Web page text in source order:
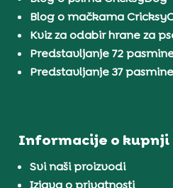
Blog o mačkama
Kviz za odabir hrane za
Predstavljanje 72
Predstavljanje 37
Informacije o kupnji
Svi naši proizvodi
Izjava o privatnosti